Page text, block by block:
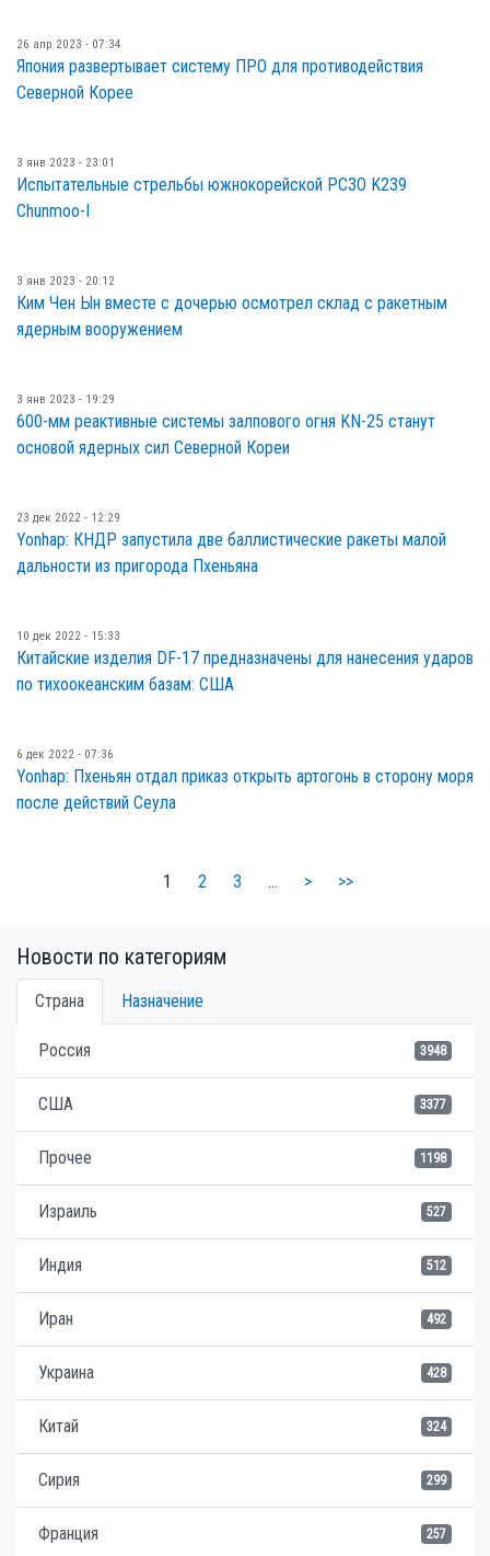
26 апр 2023 - 07:34
Япония развертывает систему ПРО для противодействия
Северной Корее
3 янв 2023 - 23:01
Испытательные стрельбы южнокорейской РСЗО K239
Chunmoo-I
3 янв 2023 - 20:12
Ким Чен Ын вместе с дочерью осмотрел склад с ракетным
ядерным вооружением
3 янв 2023 - 19:29
600-мм реактивные системы залпового огня KN-25 станут
основой ядерных сил Северной Кореи
23 дек 2022 - 12:29
Yonhap: КНДР запустила две баллистические ракеты малой
дальности из пригорода Пхеньяна
10 дек 2022 - 15:33
Китайские изделия DF-17 предназначены для нанесения ударов
по тихоокеанским базам: США
6 дек 2022 - 07:36
Yonhap: Пхеньян отдал приказ открыть артогонь в сторону моря
после действий Сеула
1 2 3 … > >>
Новости по категориям
Страна Назначение
Россия 3948
США 3377
Прочее 1198
Израиль 527
Индия 512
Иран 492
Украина 428
Китай 324
Сирия 299
Франция 257